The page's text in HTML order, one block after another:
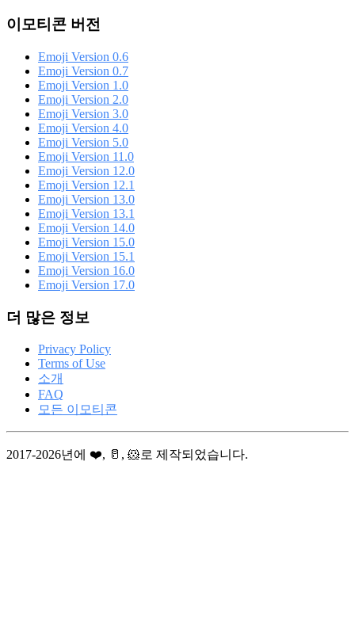
이모티콘 버전
Emoji Version 0.6
Emoji Version 0.7
Emoji Version 1.0
Emoji Version 2.0
Emoji Version 3.0
Emoji Version 4.0
Emoji Version 5.0
Emoji Version 11.0
Emoji Version 12.0
Emoji Version 12.1
Emoji Version 13.0
Emoji Version 13.1
Emoji Version 14.0
Emoji Version 15.0
Emoji Version 15.1
Emoji Version 16.0
Emoji Version 17.0
더 많은 정보
Privacy Policy
Terms of Use
소개
FAQ
모든 이모티콘
2017-2026년에 ❤️, 🥛, 🐹로 제작되었습니다.